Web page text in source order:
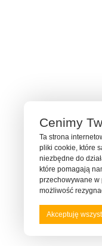
Cenimy
Ta strona
pliki cookie, które
niezbędne do
które pomagają
przechowywane w
możliwość
Akceptuję